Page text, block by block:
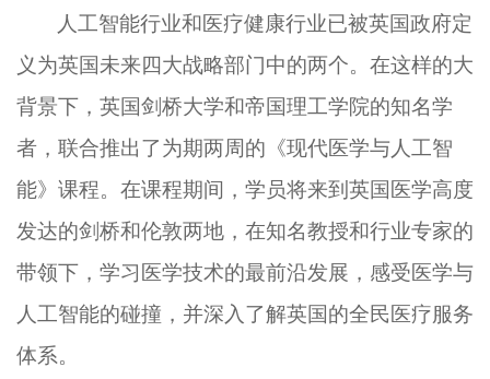
人工智能行业和医疗健康行业已被英国政府定
义为英国未来四大战略部门中的两个。在这样的大
背景下，英国剑桥大学和帝国理工学院的知名学
者，联合推出了为期两周的 《现代医学与人工智
能》 课程。在课程期间，学员将来到英国医学高度
发达的剑桥和伦敦两地，在知名教授和行业专家的
带领下，学习医学技术的最前沿发展，感受医学与
人工智能的碰撞，并深入了解英国的全民医疗服务
体系。